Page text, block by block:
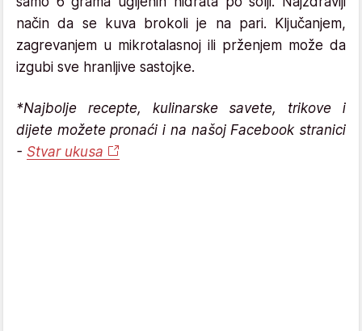
način da se kuva brokoli je na pari. Ključanjem,
zagrevanjem u mikrotalasnoj ili prženjem može da
izgubi sve hranljive sastojke.
*Najbolje recepte, kulinarske savete, trikove i
dijete možete pronaći i na našoj Facebook stranici
- Stvar ukusa